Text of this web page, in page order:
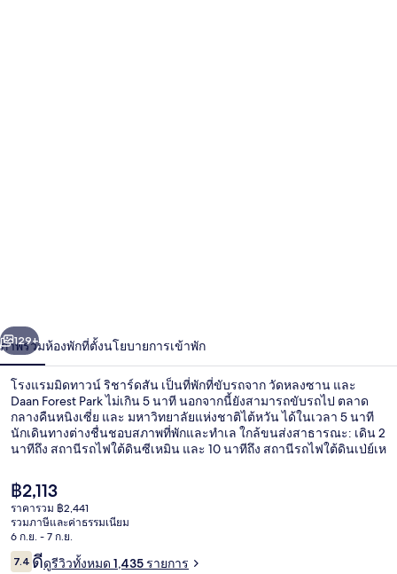
ชาร์ด
สัน
า
ถัดไป
129+
ภาพรวมห้องพักที่ตั้งนโยบายการเข้าพัก
โรงแรมมิดทาวน์ ริชาร์ดสัน เป็นที่พักที่ขับรถจาก วัดหลงซาน และ
Daan Forest Park ไม่เกิน 5 นาที นอกจากนี้ยังสามารถขับรถไป ตลาด
กลางคืนหนิงเซี่ย และ มหาวิทยาลัยแห่งชาติไต้หวัน ได้ในเวลา 5 นาที
นักเดินทางต่างชื่นชอบสภาพที่พักและทำเล ใกล้ขนส่งสาธารณะ: เดิน 2
นาทีถึง สถานีรถไฟใต้ดินซีเหมิน และ 10 นาทีถึง สถานีรถไฟใต้ดินเป่ย์เห
ราคา
ปัจจุบัน
฿2,113
฿2,113
ราคารวม ฿2,441
รวมภาษีและค่าธรรมเนียม
6 ก.ย. - 7 ก.ย.
รีวิว
7.47.4 จาก 10
ดีดูรีวิวทั้งหมด 1,435 รายการ